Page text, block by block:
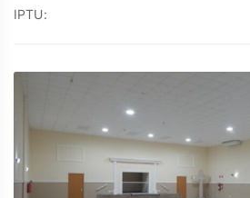
passo é uma nova jornada, confie
IPTU: